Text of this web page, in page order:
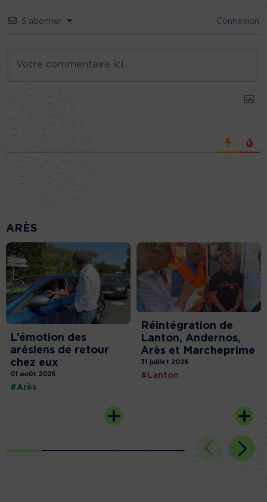
S’abonner Connexion
ARÈS
L’émotion des
arésiens de retour
chez eux
01 août 2026
#Arès
Réintégration de
Lanton, Andernos,
Arès et Marcheprime
31 juillet 2026
#Lanton